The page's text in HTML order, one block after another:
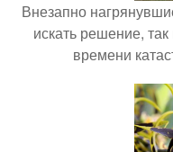
Внезапно
искать решение,
времени